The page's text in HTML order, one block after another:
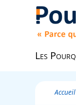
Les
Accueil